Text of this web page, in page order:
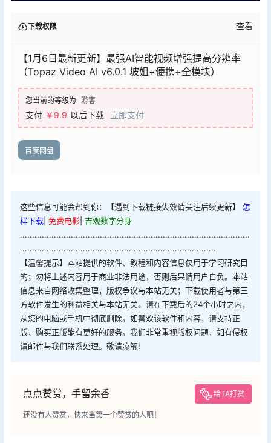
下载权限 查看
【1月6日最新更新】最强AI智能视频增强提高分辨率
（Topaz Video AI v6.0.1 坡姐+便携+全模块）
您当前的等级为 游客
支付 ￥9.9 以后下载 立即支付
百度网盘
这些信息可能会帮到你：【遇到下载链接失效请关注后续更新】 怎
样下载 免费电影 吉观数字分身
...............................................................................................
.................................................................................
【温馨提示】本站提供的软件、教程和内容信息仅用于学习研究目
的；勿将上述内容用于商业非法用途，否则后果请用户自负。本站
信息来自网络收集整理，版权争议与本站无关；下载使用者与第三
方软件发生的利益相关与本站无关。请在下载后的24个小时之内，
从您的电脑或手机中彻底删除。如喜欢该软件和内容，请支持正
版，购买正版能有更好的服务。我们非常重视版权问题，如有侵权
请邮件与我们联系处理。敬请凉解!
点点赞赏，手留余香 给TA打赏
还没有人赞赏，快来当第一个赞赏的人吧！